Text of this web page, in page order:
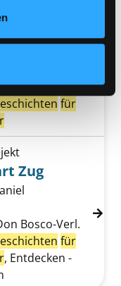
drüben sitzt ein
Don Bosco
für
Brumm fährt Zug
Zug
Bosco-Verl.
für
, Entdecken -